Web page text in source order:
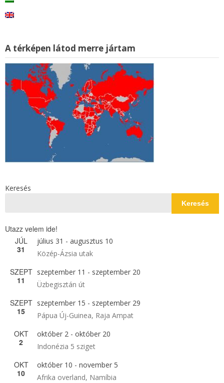
A térképen látod merre jártam
Keresés
Keresés
Utazz velem ide!
JÚL
31
július 31 - augusztus 10
Közép-Ázsia utak
SZEPT
11
szeptember 11 - szeptember 20
Üzbegisztán út
SZEPT
15
szeptember 15 - szeptember 29
Pápua Új-Guinea, Raja Ampat
OKT
2
október 2 - október 20
Indonézia 5 sziget
OKT
10
október 10 - november 5
Afrika overland, Namíbia